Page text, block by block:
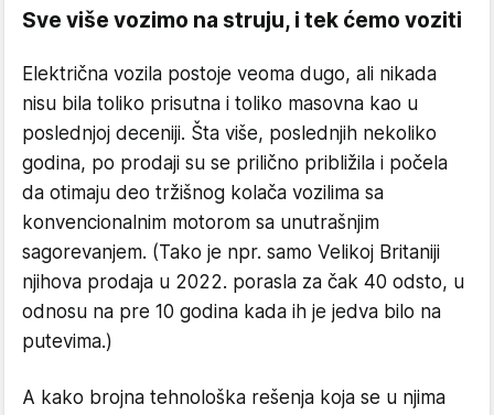
Sve više vozimo na struju, i tek ćemo voziti
Električna vozila postoje veoma dugo, ali nikada
nisu bila toliko prisutna i toliko masovna kao u
poslednjoj deceniji. Šta više, poslednjih nekoliko
godina, po prodaji su se prilično približila i počela
da otimaju deo tržišnog kolača vozilima sa
konvencionalnim motorom sa unutrašnjim
sagorevanjem. (Tako je npr. samo Velikoj Britaniji
njihova prodaja u 2022. porasla za čak 40 odsto, u
odnosu na pre 10 godina kada ih je jedva bilo na
putevima.)
A kako brojna tehnološka rešenja koja se u njima